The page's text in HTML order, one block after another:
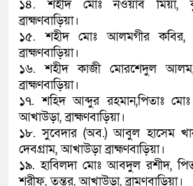
১৪. শহীদ মোঃ নওয়াব মিয়া,
ব্রাহ্মণবাড়িয়া।
১৫. শহীদ মোঃ আলমগীর কবির,
ব্রাহ্মণবাড়িয়া।
১৬. শহীদ কাজী মোরশেদুল আলম,
ব্রাহ্মণবাড়িয়া।
১৭. শহিদ আব্দুর রহমান,পিতাঃ মোঃ
আখাউড়া, ব্রাহ্মণবাড়িয়া।
১৮. সুবেদার (অব.) আবুল হাসেম
দেবগ্রাম, আখাউড়া ব্রাহ্মণবাড়িয়া।
১৯. হাবিলদা মোঃ আবদুল রশীদ,
শরীফ, তন্তর, আখাউড়া, ব্রামণবাড়িয়া।